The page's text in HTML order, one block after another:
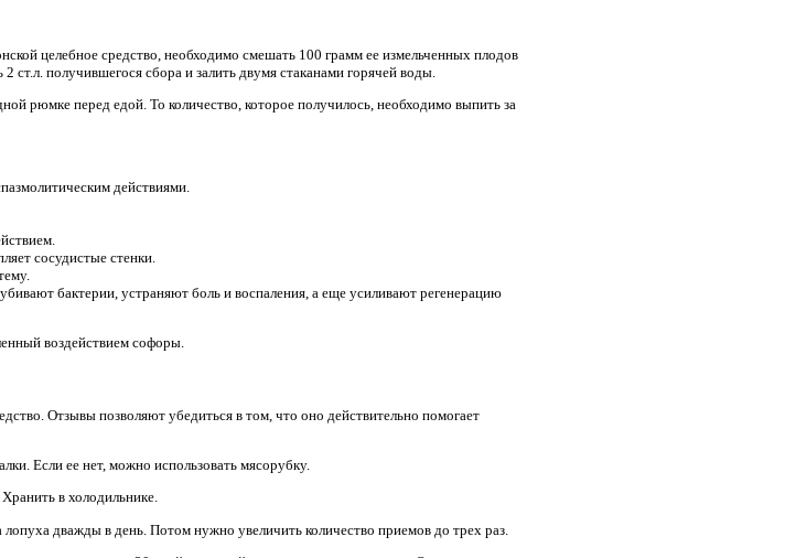
целебное средство, необходимо смешать 100 грамм ее измельченных плодов
ст.л. получившегося сбора и залить двумя стаканами горячей воды.
рюмке перед едой. То количество, которое получилось, необходимо выпить за
действиями.
сосудистые стенки.
бактерии, устраняют боль и воспаления, а еще усиливают регенерацию
воздействием софоры.
Отзывы позволяют убедиться в том, что оно действительно помогает
Если ее нет, можно использовать мясорубку.
в холодильнике.
дважды в день. Потом нужно увеличить количество приемов до трех раз.